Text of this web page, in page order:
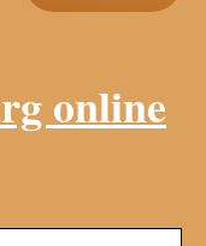
online